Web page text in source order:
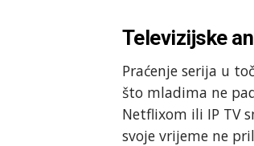
Televizijske
Praćenje serija u
što mladima ne
Netflixom ili IP TV
svoje vrijeme ne